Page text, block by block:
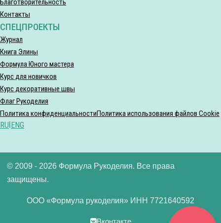
Благотворительность
Контакты
СПЕЦПРОЕКТЫ
Журнал
Книга Элины
Формула Юного мастера
Курс для новичков
Курс декоративные швы
Флаг Рукоделия
Политика конфиденциальностиПолитика использования файлов Cookie
RU ENG
© 2009 - 2026 Формула Рукоделия. Все права
защищены.
ООО «Формула рукоделия» ИНН 7721640592
Вконтакте